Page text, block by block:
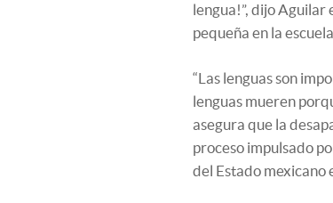
lengua!”, dijo Aguilar
pequeña en la
“Las lenguas son
lenguas mueren
asegura que la
proceso impulsado
del Estado mexicano